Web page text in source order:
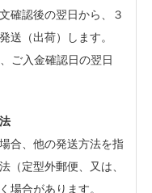
確認後の翌日から、３
送（出荷）します。
ご入金確認日の翌日
合、他の発送方法を指
（定型外郵便、又は、
場合があります。